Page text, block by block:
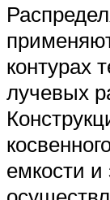
контурах
лучевых
емкости и